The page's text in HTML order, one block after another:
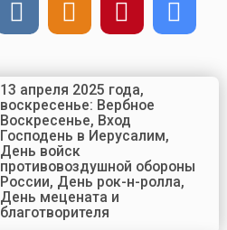
13 апреля 2025 года,
воскресенье: Вербное
Воскресенье, Вход
Господень в Иерусалим,
День войск
противовоздушной обороны
России, День рок-н-ролла,
День мецената и
благотворителя